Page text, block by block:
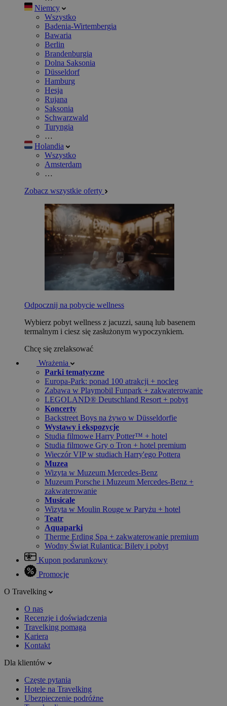
Niemcy
Wszystko
Badenia-Wirtembergia
Bawaria
Berlin
Brandenburgia
Dolna Saksonia
Düsseldorf
Hamburg
Hesja
Rujana
Saksonia
Schwarzwald
Turyngia
…
Holandia
Wszystko
Amsterdam
…
Zobacz wszystkie oferty
Odpocznij na pobycie wellness
Wybierz pobyt wellness z jacuzzi, sauną lub basenem
termalnym i ciesz się zasłużonym wypoczynkiem.
Chcę się zrelaksować
Wrażenia
Parki tematyczne
Europa-Park: ponad 100 atrakcji + nocleg
Zabawa w Playmobil Funpark + zakwaterowanie
LEGOLAND® Deutschland Resort + pobyt
Koncerty
Backstreet Boys na żywo w Düsseldorfie
Wystawy i ekspozycje
Studia filmowe Harry Potter™ + hotel
Studia filmowe Gry o Tron + hotel premium
Wieczór VIP w studiach Harry'ego Pottera
Muzea
Wizyta w Muzeum Mercedes-Benz
Muzeum Porsche i Muzeum Mercedes-Benz +
zakwaterowanie
Musicale
Wizyta w Moulin Rouge w Paryżu + hotel
Teatr
Aquaparki
Therme Erding Spa + zakwaterowanie premium
Wodny Świat Rulantica: Bilety i pobyt
Kupon podarunkowy
Promocje
O Travelking
O nas
Recenzje i doświadczenia
Travelking pomaga
Kariera
Kontakt
Dla klientów
Częste pytania
Hotele na Travelking
Ubezpieczenie podróżne